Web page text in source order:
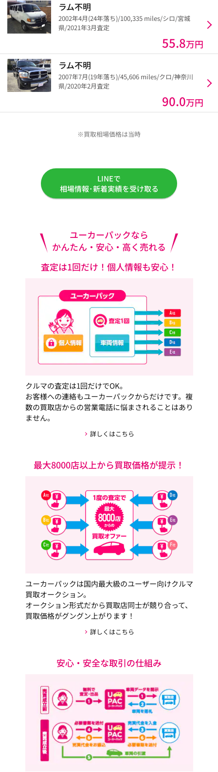
ラム不明
2002年4月(24年落ち)/100,335 miles/シロ/宮城
県/2021年3月査定
55.8万円
ラム不明
2007年7月(19年落ち)/45,606 miles/クロ/神奈川
県/2020年2月査定
90.0万円
※買取相場価格は当時
LINEで
相場情報･新着実績を受け取る
ユーカーパックなら
かんたん・安心・高く売れる
査定は1回だけ！個人情報も安心！
クルマの査定は1回だけでOK。
お客様への連絡もユーカーパックからだけです。複
数の買取店からの営業電話に悩まされることはあり
ません。
詳しくはこちら
最大8000店以上から買取価格が提示！
ユーカーパックは国内最大級のユーザー向けクルマ
買取オークション。
オークション形式だから買取店同士が競り合って、
買取価格がグングン上がります！
詳しくはこちら
安心・安全な取引の仕組み